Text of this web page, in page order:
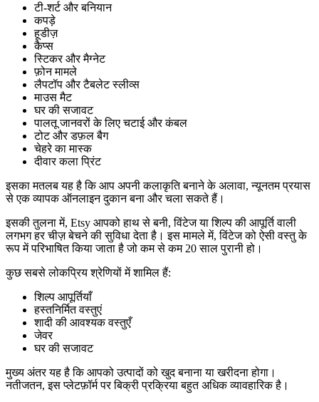
टी-शर्ट और बनियान
कपड़े
हूडीज़
कैप्स
स्टिकर और मैग्नेट
फ़ोन मामले
लैपटॉप और टैबलेट स्लीव्स
माउस मैट
घर की सजावट
पालतू जानवरों के लिए चटाई और कंबल
टोट और डफ़ल बैग
चेहरे का मास्क
दीवार कला प्रिंट
इसका मतलब यह है कि आप अपनी कलाकृति बनाने के अलावा, न्यूनतम प्रयास
से एक व्यापक ऑनलाइन दुकान बना और चला सकते हैं।
इसकी तुलना में, Etsy आपको हाथ से बनी, विंटेज या शिल्प की आपूर्ति वाली
लगभग हर चीज़ बेचने की सुविधा देता है। इस मामले में, विंटेज को ऐसी वस्तु के
रूप में परिभाषित किया जाता है जो कम से कम 20 साल पुरानी हो।
कुछ सबसे लोकप्रिय श्रेणियों में शामिल हैं:
शिल्प आपूर्तियाँ
हस्तनिर्मित वस्तुएं
शादी की आवश्यक वस्तुएँ
जेवर
घर की सजावट
मुख्य अंतर यह है कि आपको उत्पादों को खुद बनाना या खरीदना होगा।
नतीजतन, इस प्लेटफ़ॉर्म पर बिक्री प्रक्रिया बहुत अधिक व्यावहारिक है।